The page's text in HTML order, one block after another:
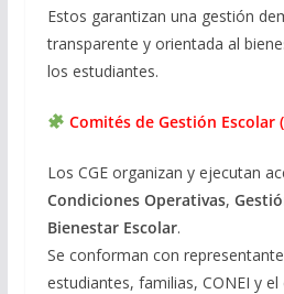
Estos garantizan una gestión
transparente y orientada al
los estudiantes.
Comités de Gestión Escolar
Los CGE organizan y ejecutan
Condiciones Operativas,
Bienestar Escolar.
Se conforman con
estudiantes, familias, CONEI y el